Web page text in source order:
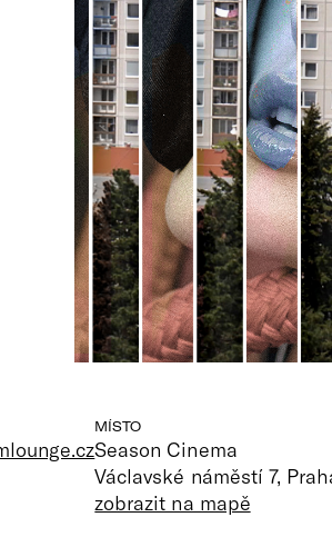
MÍSTO
Season Cinema
Václavské náměstí 7,
zobrazit na mapě